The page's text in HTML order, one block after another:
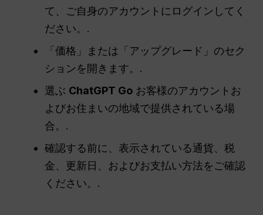
て、ご自身のアカウントにログインしてく
ださい。.
「価格」または「アップグレード」のセク
ションを開きます。.
選ぶ ChatGPT Go お客様のアカウントお
よびお住まいの地域で提供されている場
合。.
確認する前に、表示されている通貨、税
金、更新日、およびお支払い方法をご確認
ください。.